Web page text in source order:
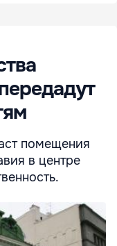
помещения
в центре